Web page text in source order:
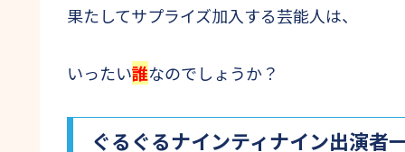
果たしてサプライズ加入する芸能人は、
いったい誰なのでしょうか？
ぐるぐるナインティナイン出演者